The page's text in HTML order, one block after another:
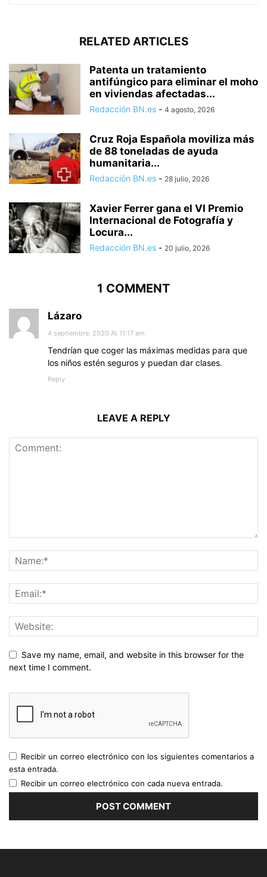
RELATED ARTICLES
Patenta un tratamiento
antifúngico para eliminar el moho
en viviendas afectadas...
Redacción BN.es - 4 agosto, 2026
Cruz Roja Española moviliza más
de 88 toneladas de ayuda
humanitaria...
Redacción BN.es - 28 julio, 2026
Xavier Ferrer gana el VI Premio
Internacional de Fotografía y
Locura...
Redacción BN.es - 20 julio, 2026
1 COMMENT
Lázaro
4 septiembre, 2020 At 11:17 am
Tendrían que coger las máximas medidas para que
los niños estén seguros y puedan dar clases.
Reply
LEAVE A REPLY
Save my name, email, and website in this browser for the
next time I comment.
Recibir un correo electrónico con los siguientes comentarios a
esta entrada.
Recibir un correo electrónico con cada nueva entrada.